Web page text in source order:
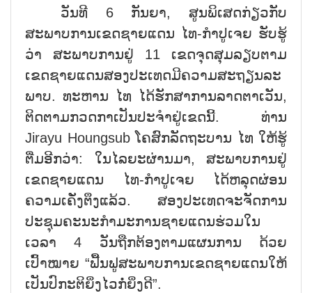
ວັນທີ 6 ກັນຍາ, ສູນພິເສດກ່ຽວກັບ
ສະພາບການເຂດຊາຍແດນ ໄທ-ກຳປູເຈຍ ຮັບຮູ້
ວ່າ ສະພາບການຢູ່ 11 ເຂດຈຸດສຸມລຽບຕາມ
ເຂດຊາຍແດນສອງປະເທດມີຄວາມສະຖຽນລະ
ພາບ. ທະຫານ ໄທ ໄດ້ຮັກສາການລາດຕາເວັນ,
ຕິດຕາມກວດກາເປັນປະຈຳຢູ່ເຂດນີ້. ທ່ານ
Jirayu Houngsub ໂຄສົກລັດຖະບານ ໄທ ໃຫ້ຮູ້
ຕື່ມອີກວ່າ: ໃນໄລຍະຜ່ານມາ, ສະພາບການຢູ່
ເຂດຊາຍແດນ ໄທ-ກຳປູເຈຍ ໄດ້ຫລຸດຜ່ອນ
ຄວາມເຄັ່ງຕຶງແລ້ວ. ສອງປະເທດຈະຈັດການ
ປະຊຸມຄະນະກຳມະການຊາຍແດນຮ່ວມໃນ
ເວລາ 4 ວັນຖືກຕ້ອງຕາມແຜນການ ດ້ວຍ
ເປົ້າໝາຍ “ຟື້ນຟູສະພາບການເຂດຊາຍແດນໃຫ້
ເປັນປົກະຕິຍິ່ງໄວກໍ່ຍິ່ງດີ”.